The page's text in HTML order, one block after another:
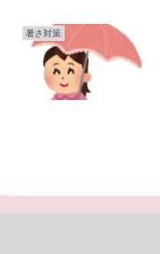
暑さ対策